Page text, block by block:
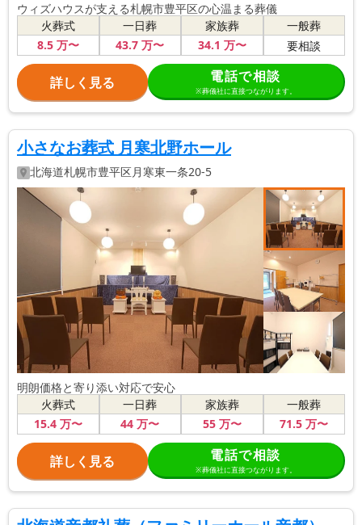
ウィズハウスが支える札幌市豊平区の心温まる葬儀
火葬式
8.5万〜
一日葬
43.7 万〜
家族葬
34.1 万〜
一般葬
要相談
詳しく見る 電話で相談
※葬儀社に直接つながります。
小さなお葬式 月寒北野ホール
北海道札幌市豊平区月寒東一条20-5
明朗価格と寄り添い対応で安心
火葬式
15.4万〜
一日葬
44 万〜
家族葬
55万〜
一般葬
71.5 万〜
詳しく見る 電話で相談
※葬儀社に直接つながります。